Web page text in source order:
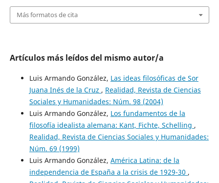
Más formatos de cita
Artículos más leídos del mismo autor/a
Luis Armando González, Las ideas filosóficas de Sor
Juana Inés de la Cruz , Realidad, Revista de Ciencias
Sociales y Humanidades: Núm. 98 (2004)
Luis Armando González, Los fundamentos de la
filosofía idealista alemana: Kant, Fichte, Schelling ,
Realidad, Revista de Ciencias Sociales y Humanidades:
Núm. 69 (1999)
Luis Armando González, América Latina: de la
independencia de España a la crisis de 1929-30 ,